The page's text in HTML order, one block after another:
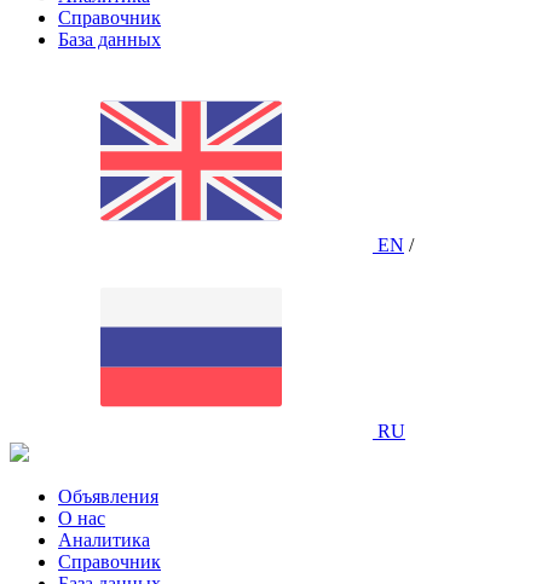
Справочник
База данных
EN /
RU
Объявления
О нас
Аналитика
Справочник